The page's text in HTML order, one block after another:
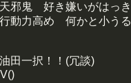
邪鬼 好き嫌いがはっき
動力高め 何かと小うる
油田一択！！(冗談)